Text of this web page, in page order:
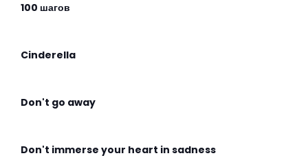
100 шагов
Cinderella
Don't go away
Don't immerse your heart in sadness